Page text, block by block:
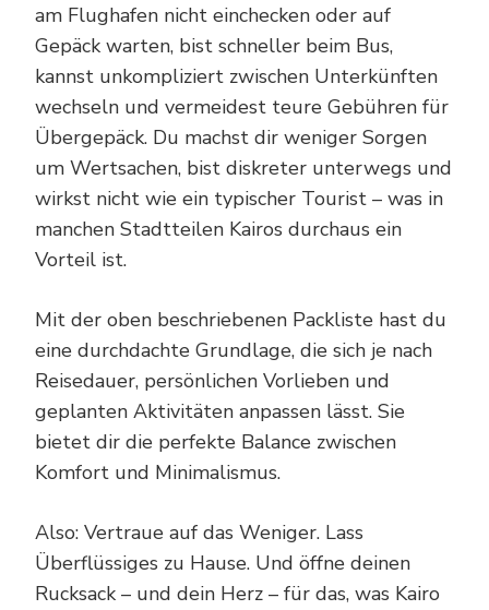
am Flughafen nicht einchecken oder auf
Gepäck warten, bist schneller beim Bus,
kannst unkompliziert zwischen Unterkünften
wechseln und vermeidest teure Gebühren für
Übergepäck. Du machst dir weniger Sorgen
um Wertsachen, bist diskreter unterwegs und
wirkst nicht wie ein typischer Tourist – was in
manchen Stadtteilen Kairos durchaus ein
Vorteil ist.
Mit der oben beschriebenen Packliste hast du
eine durchdachte Grundlage, die sich je nach
Reisedauer, persönlichen Vorlieben und
geplanten Aktivitäten anpassen lässt. Sie
bietet dir die perfekte Balance zwischen
Komfort und Minimalismus.
Also: Vertraue auf das Weniger. Lass
Überflüssiges zu Hause. Und öffne deinen
Rucksack – und dein Herz – für das, was Kairo